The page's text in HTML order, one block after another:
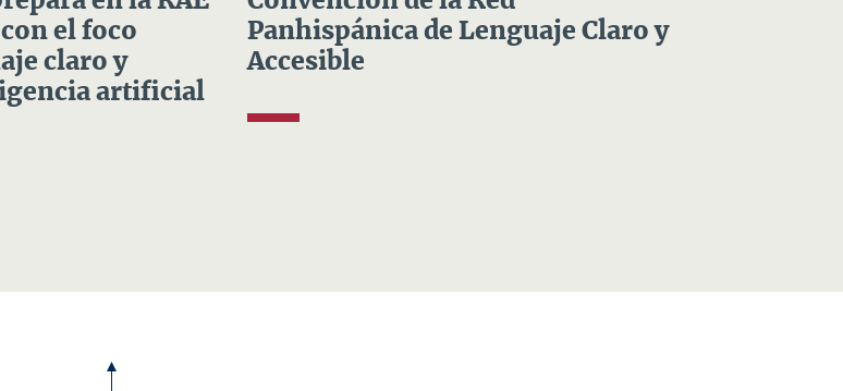
el foco
claro y
artificial
Panhispánica de Lenguaje Claro y
Accesible